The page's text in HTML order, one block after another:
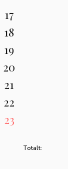
17
18
19
20
21
22
23
Totalt: